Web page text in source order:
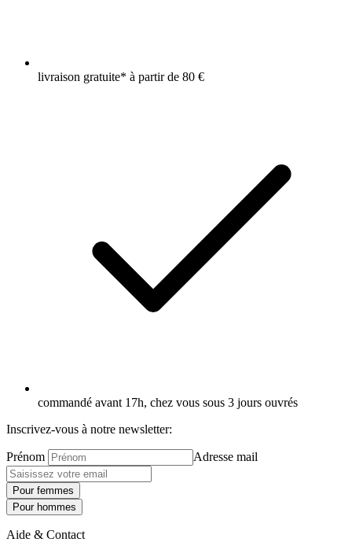
livraison gratuite* à partir de 80 €
commandé avant 17h, chez vous sous 3 jours ouvrés
Inscrivez-vous à notre newsletter:
Prénom Adresse mail
Pour femmes
Pour hommes
Aide & Contact